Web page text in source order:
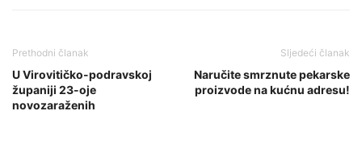
Prethodni članak
U Virovitičko-podravskoj
županiji 23-oje
novozaraženih
Sljedeći članak
Naručite smrznute pekarske
proizvode na kućnu adresu!